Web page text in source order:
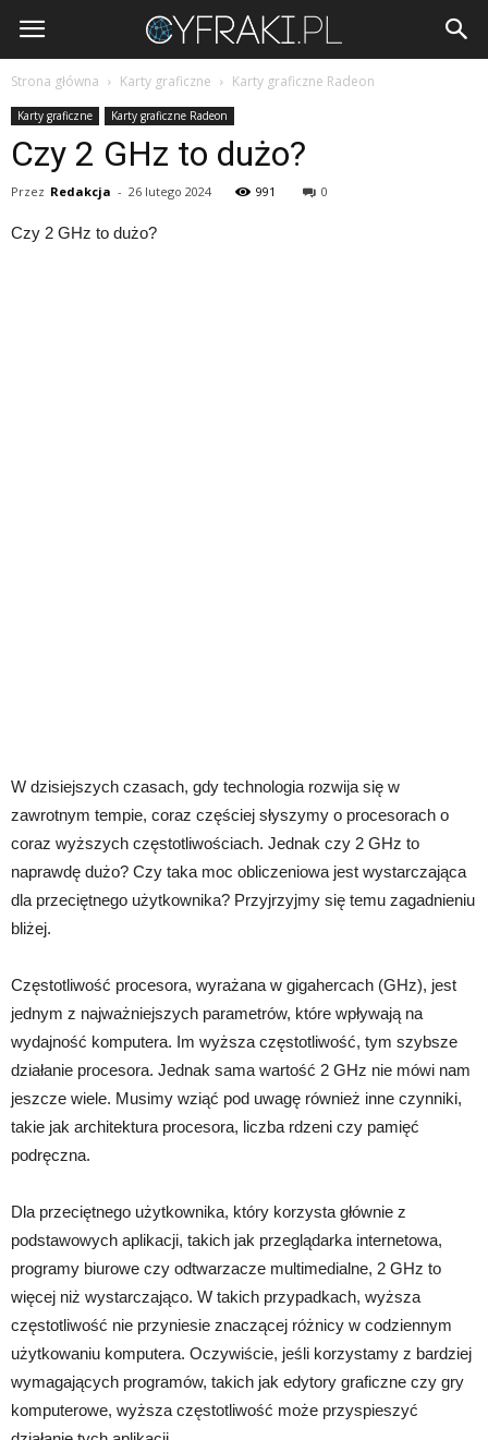
Cyfraki.pl
Strona główna Karty graficzne Karty graficzne Radeon
Karty graficzne Karty graficzne Radeon
Czy 2 GHz to dużo?
Przez Redakcja - 26 lutego 2024 991 0
Czy 2 GHz to dużo?
W dzisiejszych czasach, gdy technologia rozwija się w
zawrotnym tempie, coraz częściej słyszymy o procesorach o
coraz wyższych częstotliwościach. Jednak czy 2 GHz to
naprawdę dużo? Czy taka moc obliczeniowa jest wystarczająca
dla przeciętnego użytkownika? Przyjrzyjmy się temu zagadnieniu
bliżej.
Częstotliwość procesora, wyrażana w gigahercach (GHz), jest
jednym z najważniejszych parametrów, które wpływają na
wydajność komputera. Im wyższa częstotliwość, tym szybsze
działanie procesora. Jednak sama wartość 2 GHz nie mówi nam
jeszcze wiele. Musimy wziąć pod uwagę również inne czynniki,
takie jak architektura procesora, liczba rdzeni czy pamięć
podręczna.
Dla przeciętnego użytkownika, który korzysta głównie z
podstawowych aplikacji, takich jak przeglądarka internetowa,
programy biurowe czy odtwarzacze multimedialne, 2 GHz to
więcej niż wystarczająco. W takich przypadkach, wyższa
częstotliwość nie przyniesie znaczącej różnicy w codziennym
użytkowaniu komputera. Oczywiście, jeśli korzystamy z bardziej
wymagających programów, takich jak edytory graficzne czy gry
komputerowe, wyższa częstotliwość może przyspieszyć